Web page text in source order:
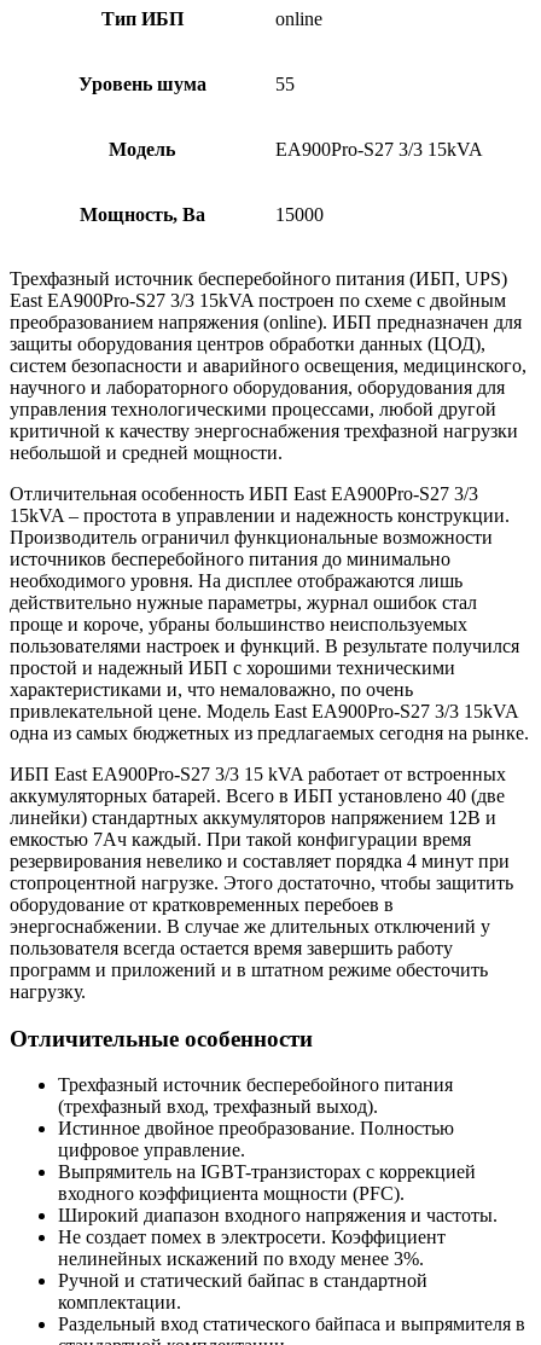
Тип ИБП online
Уровень шума 55
Модель EA900Pro-S27 3/3 15kVA
Мощность, Ва 15000
Трехфазный источник бесперебойного питания (ИБП, UPS)
East EA900Pro-S27 3/3 15kVA построен по схеме с двойным
преобразованием напряжения (online). ИБП предназначен для
защиты оборудования центров обработки данных (ЦОД),
систем безопасности и аварийного освещения, медицинского,
научного и лабораторного оборудования, оборудования для
управления технологическими процессами, любой другой
критичной к качеству энергоснабжения трехфазной нагрузки
небольшой и средней мощности.
Отличительная особенность ИБП East EA900Pro-S27 3/3
15kVA – простота в управлении и надежность конструкции.
Производитель ограничил функциональные возможности
источников бесперебойного питания до минимально
необходимого уровня. На дисплее отображаются лишь
действительно нужные параметры, журнал ошибок стал
проще и короче, убраны большинство неиспользуемых
пользователями настроек и функций. В результате получился
простой и надежный ИБП с хорошими техническими
характеристиками и, что немаловажно, по очень
привлекательной цене. Модель East EA900Pro-S27 3/3 15kVA
одна из самых бюджетных из предлагаемых сегодня на рынке.
ИБП East EA900Pro-S27 3/3 15 kVA работает от встроенных
аккумуляторных батарей. Всего в ИБП установлено 40 (две
линейки) стандартных аккумуляторов напряжением 12В и
емкостью 7Ач каждый. При такой конфигурации время
резервирования невелико и составляет порядка 4 минут при
стопроцентной нагрузке. Этого достаточно, чтобы защитить
оборудование от кратковременных перебоев в
энергоснабжении. В случае же длительных отключений у
пользователя всегда остается время завершить работу
программ и приложений и в штатном режиме обесточить
нагрузку.
Отличительные особенности
Трехфазный источник бесперебойного питания
(трехфазный вход, трехфазный выход).
Истинное двойное преобразование. Полностью
цифровое управление.
Выпрямитель на IGBT-транзисторах с коррекцией
входного коэффициента мощности (PFC).
Широкий диапазон входного напряжения и частоты.
Не создает помех в электросети. Коэффициент
нелинейных искажений по входу менее 3%.
Ручной и статический байпас в стандартной
комплектации.
Раздельный вход статического байпаса и выпрямителя в